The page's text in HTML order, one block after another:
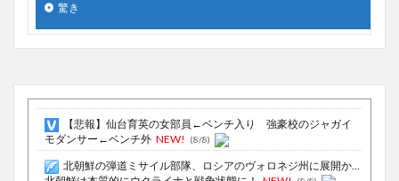
驚き
【悲報】仙台育英の女部員←ベンチ入り 強豪校のジャガイ
モダンサー←ベンチ外 NEW! (8/8)
北朝鮮の弾道ミサイル部隊、ロシアのヴォロネジ州に展開か…